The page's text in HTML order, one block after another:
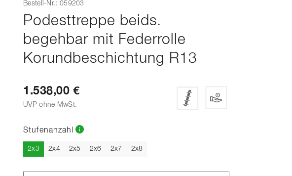
Bestell-Nr.: 059203
Podesttreppe beids.
begehbar mit Federrolle
Korundbeschichtung R13
1.538,00 €
UVP ohne MwSt.
Stufenanzahl
2x3Aktuell
2x4 2x5 2x6 2x7 2x8